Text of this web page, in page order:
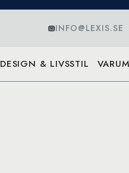
INFO@LEXIS.SE
DESIGN & LIVSSTIL